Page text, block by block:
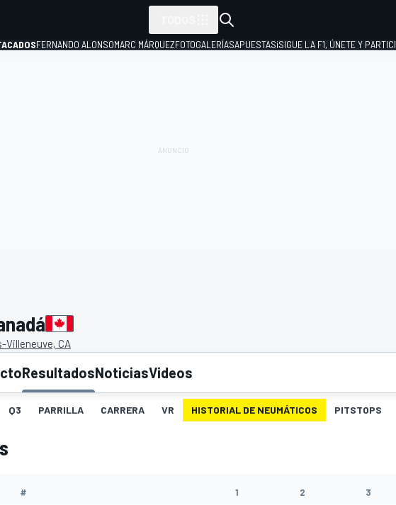
FERNANDO ALONSOMARC MÁRQUEZFOTOGALERÍASAPUESTAS¡SIGUE LA F1, ÚNETE Y
Villeneuve, CA
ResultadosNoticiasVideos
Q3 PARRILLA CARRERA VR HISTORIAL DE NEUMÁTICOS PITSTOPS
# 1 2 3